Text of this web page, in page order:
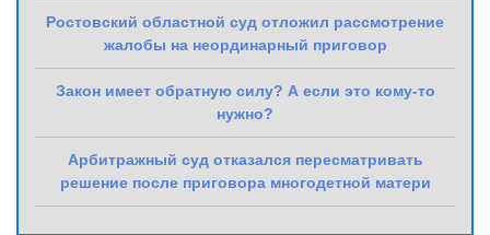
Ростовский областной суд отложил рассмотрение
жалобы на неординарный приговор
Закон имеет обратную силу? А если это кому-то
нужно?
Арбитражный суд отказался пересматривать
решение после приговора многодетной матери